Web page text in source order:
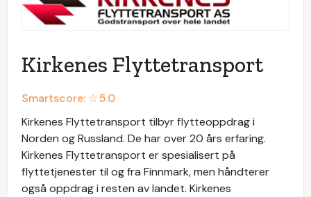
Kirkenes Flyttetransport
Smartscore: ☆5.0
Kirkenes Flyttetransport tilbyr flytteoppdrag i
Norden og Russland. De har over 20 års erfaring.
Kirkenes Flyttetransport er spesialisert på
flyttetjenester til og fra Finnmark, men håndterer
også oppdrag i resten av landet. Kirkenes